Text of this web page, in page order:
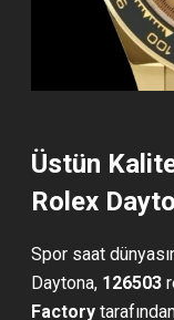
Üstün
Rolex
Spor saat
Daytona, 126503
Factory